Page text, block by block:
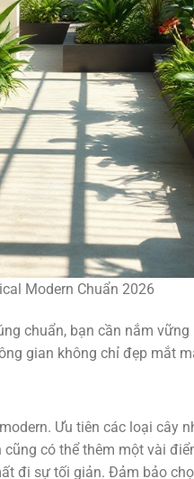
Modern Chuẩn 2026
chuẩn, bạn cần nắm
gian không chỉ đẹp mắt
Ưu tiên các loại cây
cũng có thể thêm một vài
đi sự tối giản. Đảm bảo